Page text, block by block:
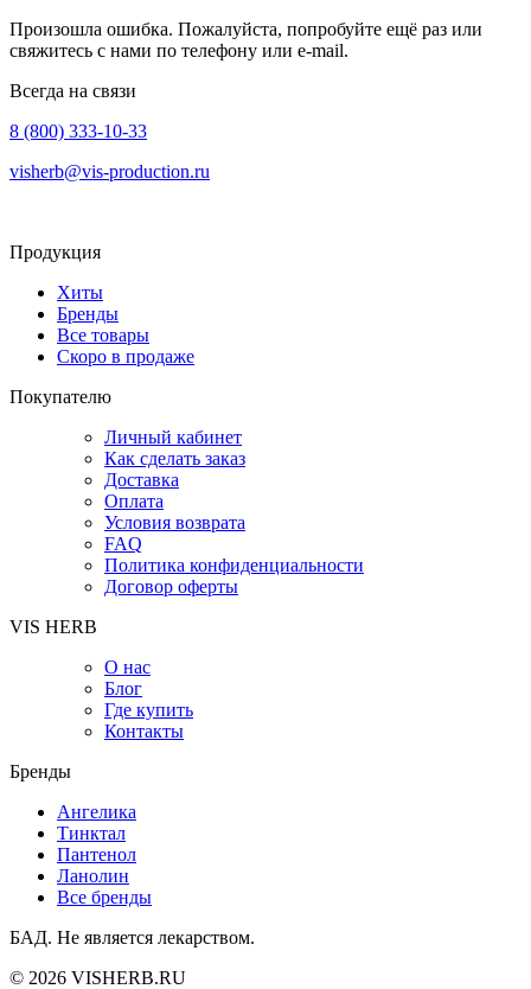
Произошла ошибка. Пожалуйста, попробуйте ещё раз или
свяжитесь с нами по телефону или e-mail.
Всегда на связи
8 (800) 333-10-33
visherb@vis-production.ru
Продукция
Хиты
Бренды
Все товары
Скоро в продаже
Покупателю
Личный кабинет
Как сделать заказ
Доставка
Оплата
Условия возврата
FAQ
Политика конфиденциальности
Договор оферты
VIS HERB
О нас
Блог
Где купить
Контакты
Бренды
Ангелика
Тинктал
Пантенол
Ланолин
Все бренды
БАД. Не является лекарством.
© 2026 VISHERB.RU